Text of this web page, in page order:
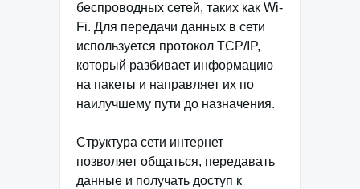
беспроводных сетей, таких как Wi-
Fi. Для передачи данных в сети
используется протокол TCP/IP,
который разбивает информацию
на пакеты и направляет их по
наилучшему пути до назначения.
Структура сети интернет
позволяет общаться, передавать
данные и получать доступ к